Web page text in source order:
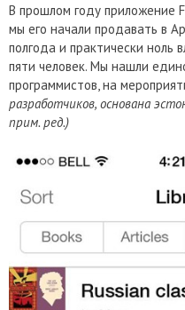
В прошлом году приложение
мы его начали продавать в
полгода и практически ноль
пяти человек. Мы нашли
программистов, на
разработчиков, основана
прим. ред.)